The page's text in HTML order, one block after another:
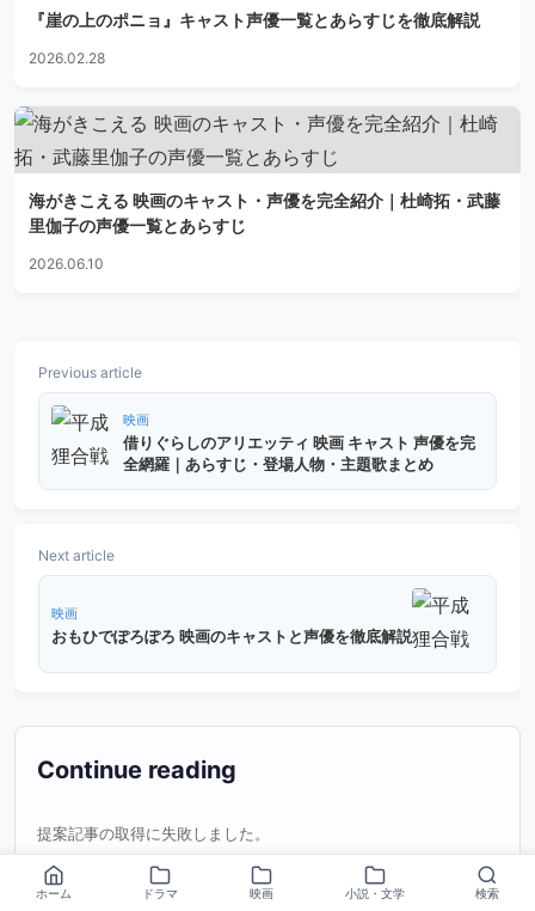
『崖の上のポニョ』キャスト声優一覧とあらすじを徹底解説
2026.02.28
海がきこえる 映画のキャスト・声優を完全紹介｜杜崎拓・武藤
里伽子の声優一覧とあらすじ
2026.06.10
Previous article
映画
借りぐらしのアリエッティ 映画 キャスト 声優を完
全網羅｜あらすじ・登場人物・主題歌まとめ
Next article
映画
おもひでぽろぽろ 映画のキャストと声優を徹底解説
Continue reading
提案記事の取得に失敗しました。
ホーム ドラマ 映画 小説・文学 検索